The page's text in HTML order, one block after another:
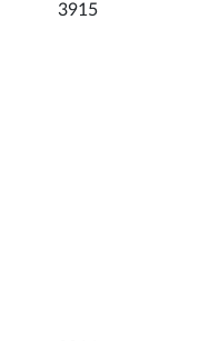
3915